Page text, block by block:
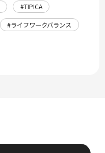
#TIPICA
#ライフワークバランス